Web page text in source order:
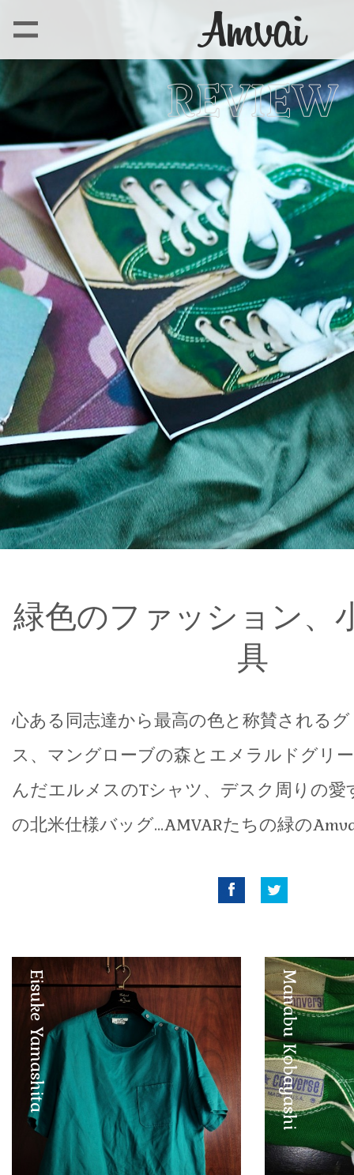
緑色のファッション、
具
心ある同志達から最高の色と称賛される
ス、マングローブの森とエメラルドグリ
んだエルメスのTシャツ、デスク周りの愛
の北米仕様バッグ…AMVARたちの緑の
Eisuke Yamashita Manabu Kobayashi